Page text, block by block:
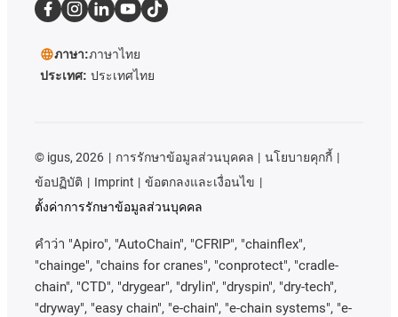
ภาษา:ภาษาไทย
ประเทศ: ประเทศไทย
© igus, 2026 การรักษาข้อมูลส่วนบุคคล
นโยบายคุกกี้
ข้อปฏิบัติ
Imprint
ข้อตกลงและเงื่อนไข
ตั้งค่าการรักษาข้อมูลส่วนบุคคล
คําว่า "Apiro", "AutoChain", "CFRIP", "chainflex",
"chainge", "chains for cranes", "conprotect", "cradle-
chain", "CTD", "drygear", "drylin", "dryspin", "dry-tech",
"dryway", "easy chain", "e-chain", "e-chain systems", "e-